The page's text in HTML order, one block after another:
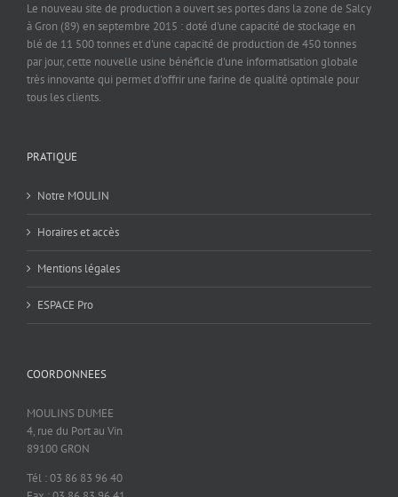
Le nouveau site de production a ouvert ses portes dans la zone de Salcy
à Gron (89) en septembre 2015 : doté d'une capacité de stockage en
blé de 11 500 tonnes et d'une capacité de production de 450 tonnes
par jour, cette nouvelle usine bénéficie d'une informatisation globale
très innovante qui permet d'offrir une farine de qualité optimale pour
tous les clients.
PRATIQUE
Notre MOULIN
Horaires et accès
Mentions légales
ESPACE Pro
COORDONNEES
MOULINS DUMEE
4, rue du Port au Vin
89100 GRON
Tél : 03 86 83 96 40